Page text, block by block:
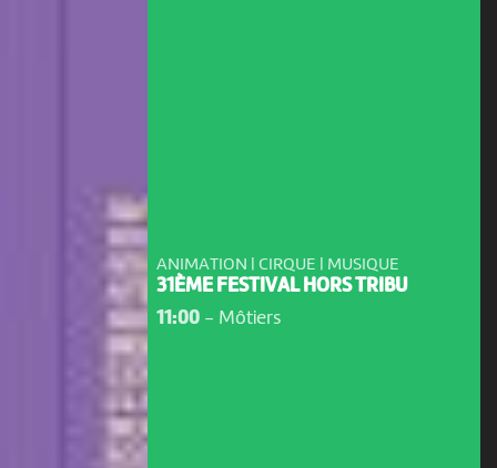
ANIMATION | CIRQUE | MUSIQUE
31ÈME FESTIVAL HORS TRIBU
11:00- Môtiers